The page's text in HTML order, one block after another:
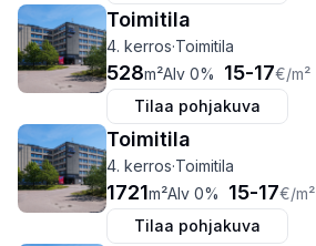
Toimitila
4. kerros·Toimitila
528m²Alv 0% 15-17€/m²
Tilaa pohjakuva
Toimitila
4. kerros·Toimitila
1721m²Alv 0% 15-17€/m²
Tilaa pohjakuva